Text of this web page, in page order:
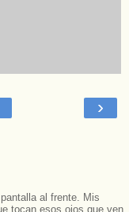
›
al frente. Mis
tocan esos ojos que ven